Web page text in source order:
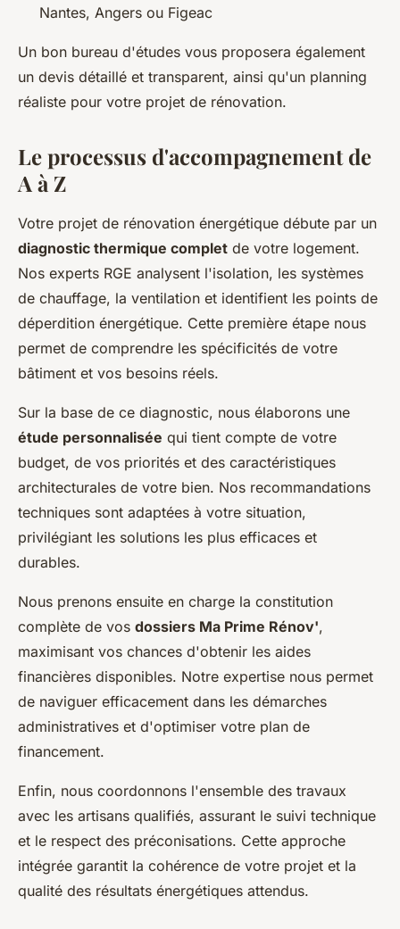
Nantes, Angers ou Figeac
Un bon bureau d'études vous proposera également
un devis détaillé et transparent, ainsi qu'un planning
réaliste pour votre projet de rénovation.
Le processus d'accompagnement de
A à Z
Votre projet de rénovation énergétique débute par un
diagnostic thermique complet de votre logement.
Nos experts RGE analysent l'isolation, les systèmes
de chauffage, la ventilation et identifient les points de
déperdition énergétique. Cette première étape nous
permet de comprendre les spécificités de votre
bâtiment et vos besoins réels.
Sur la base de ce diagnostic, nous élaborons une
étude personnalisée qui tient compte de votre
budget, de vos priorités et des caractéristiques
architecturales de votre bien. Nos recommandations
techniques sont adaptées à votre situation,
privilégiant les solutions les plus efficaces et
durables.
Nous prenons ensuite en charge la constitution
complète de vos dossiers Ma Prime Rénov',
maximisant vos chances d'obtenir les aides
financières disponibles. Notre expertise nous permet
de naviguer efficacement dans les démarches
administratives et d'optimiser votre plan de
financement.
Enfin, nous coordonnons l'ensemble des travaux
avec les artisans qualifiés, assurant le suivi technique
et le respect des préconisations. Cette approche
intégrée garantit la cohérence de votre projet et la
qualité des résultats énergétiques attendus.